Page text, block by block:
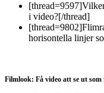
i video?[/thread]
horisontella linjer
Filmlook: Få video att se ut som